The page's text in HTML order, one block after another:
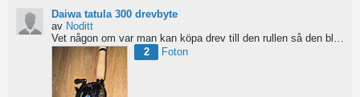
Daiwa tatula 300 drevbyte
av Noditt
Vet någon om var man kan köpa drev till den rullen så den blir lågutväxlad har en japansk 8.1 det är...
2
Foton